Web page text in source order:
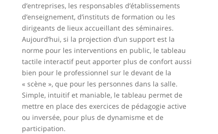
d’entreprises, les responsables d’établissements
d’enseignement, d’instituts de formation ou les
dirigeants de lieux accueillant des séminaires.
Aujourd’hui, si la projection d’un support est la
norme pour les interventions en public, le tableau
tactile interactif peut apporter plus de confort aussi
bien pour le professionnel sur le devant de la
« scène », que pour les personnes dans la salle.
Simple, intuitif et maniable, le tableau permet de
mettre en place des exercices de pédagogie active
ou inversée, pour plus de dynamisme et de
participation.